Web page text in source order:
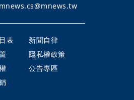
mnews.cs@mnews.tw
表
新聞自律
隱私權政策
公告專區